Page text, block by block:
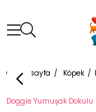
Anasayfa Köpek
Doggie Yumuşak